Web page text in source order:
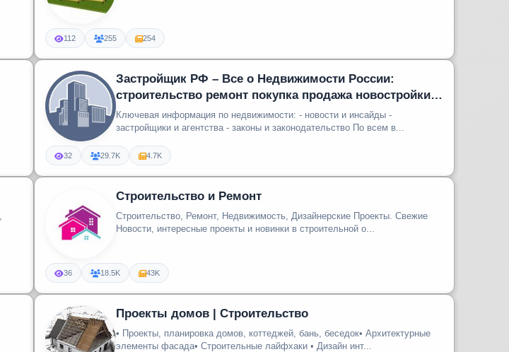
112 255 254
Застройщик РФ – Все о Недвижимости России:
строительство ремонт покупка продажа новостройки
квартиры
Ключевая информация по недвижимости: - новости и инсайды -
застройщики и агентства - законы и законодательство По всем в...
32 29.7K 4.7K
Строительство и Ремонт
Строительство, Ремонт, Недвижимость, Дизайнерские Проекты. Свежие
Новости, интересные проекты и новинки в строительной о...
36 18.5K 43K
Проекты домов | Строительство
• Проекты, планировка домов, коттеджей, бань, беседок• Архитектурные
элементы фасада• Строительные лайфхаки • Дизайн инт...